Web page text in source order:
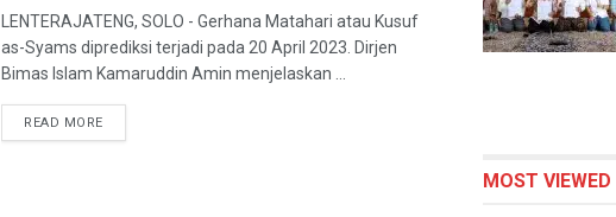
LENTERAJATENG, SOLO - Gerhana Matahari atau Kusuf
as-Syams diprediksi terjadi pada 20 April 2023. Dirjen
Bimas Islam Kamaruddin Amin menjelaskan ...
READ MOREDETAILS
MOST VIEWED